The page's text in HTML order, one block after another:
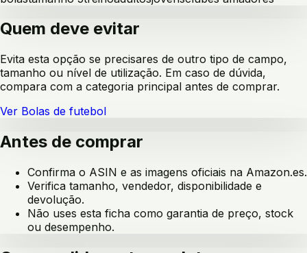
Quem deve evitar
Evita esta opção se precisares de outro tipo de campo,
tamanho ou nível de utilização. Em caso de dúvida,
compara com a categoria principal antes de comprar.
Ver Bolas de futebol
Antes de comprar
Confirma o ASIN e as imagens oficiais na Amazon.es.
Verifica tamanho, vendedor, disponibilidade e
devolução.
Não uses esta ficha como garantia de preço, stock
ou desempenho.